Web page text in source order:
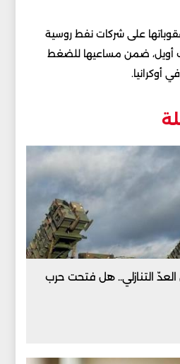
على شركات نفط روسية
أويل، ضمن مساعيها للضغط
أوكرانيا.
التنازلي.. هل فتحت حرب